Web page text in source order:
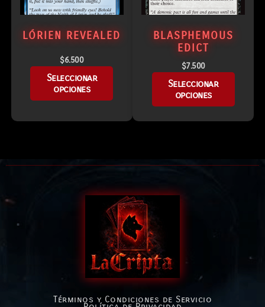
LÓRIEN REVEALED
$6.500
Seleccionar
opciones
BLASPHEMOUS
EDICT
$7.500
Seleccionar
opciones
Términos y Condiciones de Servicio